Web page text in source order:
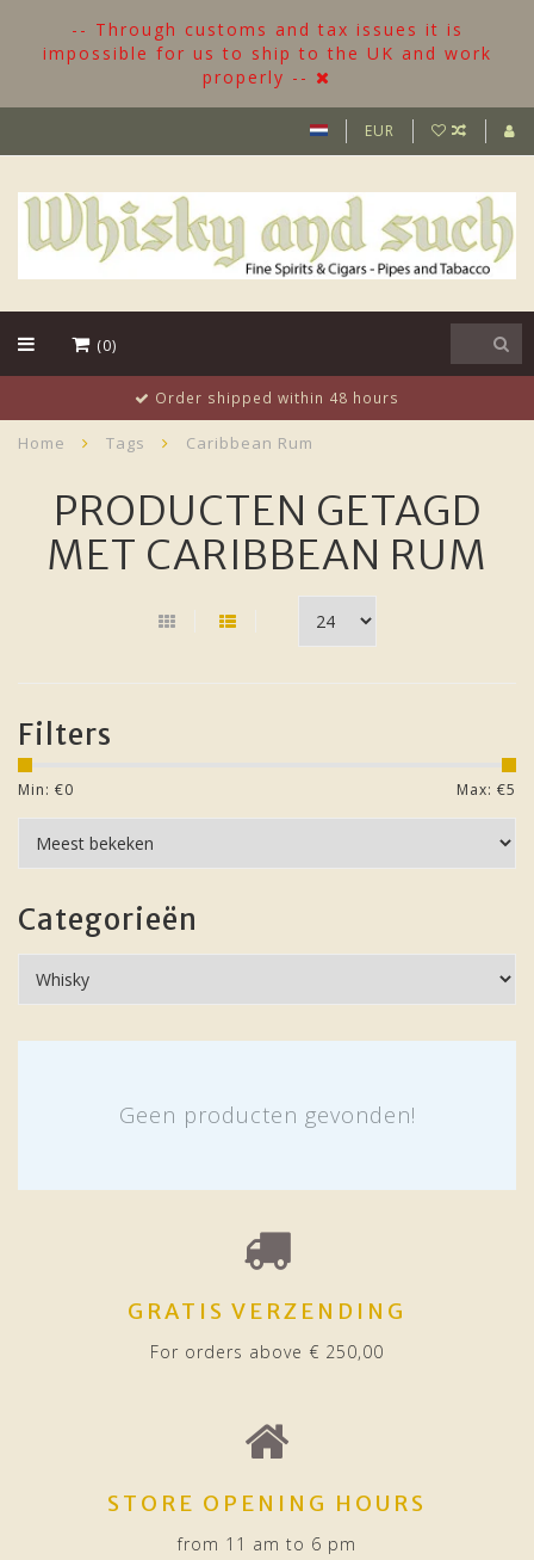
-- Through customs and tax issues it is
impossible for us to ship to the UK and work
properly --
EUR
(0)
Order shipped within 48 hours
Home Tags Caribbean Rum
PRODUCTEN GETAGD
MET CARIBBEAN RUM
Filters
Min: €0 Max: €5
Categorieën
Geen producten gevonden!
GRATIS VERZENDING
For orders above € 250,00
STORE OPENING HOURS
from 11 am to 6 pm